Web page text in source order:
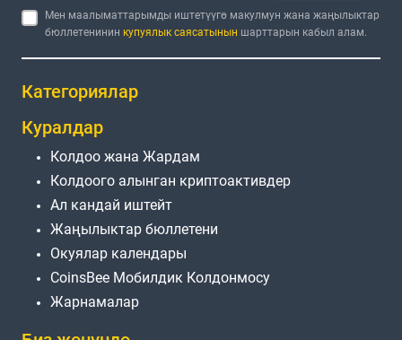
Мен маалыматтарымды иштетүүгө макулмун жана жаңылыктар
бюллетенинин купуялык саясатынын шарттарын кабыл алам.
Категориялар
Куралдар
Колдоо жана Жардам
Колдоого алынган криптоактивдер
Ал кандай иштейт
Жаңылыктар бюллетени
Окуялар календары
CoinsBee Мобилдик Колдонмосу
Жарнамалар